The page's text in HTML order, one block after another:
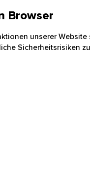
Browser
unserer
Sicherheitsrisiken